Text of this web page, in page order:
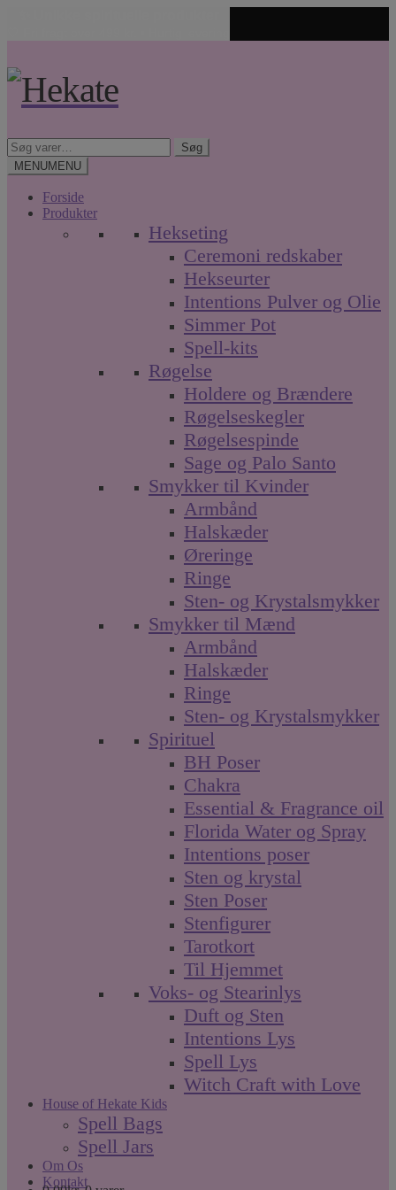
navigation
indhold
Søg
efter:
Søg
MENUMENU
Forside
Produkter
Hekseting
Ceremoni redskaber
Hekseurter
Intentions Pulver og Olie
Simmer Pot
Spell-kits
Røgelse
Holdere og Brændere
Røgelseskegler
Røgelsespinde
Sage og Palo Santo
Smykker til Kvinder
Armbånd
Halskæder
Øreringe
Ringe
Sten- og Krystalsmykker
Smykker til Mænd
Armbånd
Halskæder
Ringe
Sten- og Krystalsmykker
Spirituel
BH Poser
Chakra
Essential & Fragrance oil
Florida Water og Spray
Intentions poser
Sten og krystal
Sten Poser
Stenfigurer
Tarotkort
Til Hjemmet
Voks- og Stearinlys
Duft og Sten
Intentions Lys
Spell Lys
Witch Craft with Love
House of Hekate Kids
Spell Bags
Spell Jars
Om Os
Kontakt